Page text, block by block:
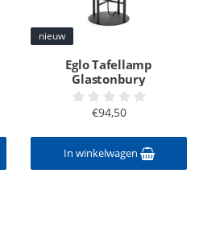
nieuw
Eglo Tafellamp
Glastonbury
€94,50
In winkelwagen